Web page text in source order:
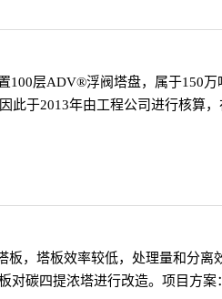
层ADV®浮阀塔盘，属于150万
此于2013年由工程公司进行核算
，塔板效率较低，处理量和分离
碳四提浓塔进行改造。项目方案